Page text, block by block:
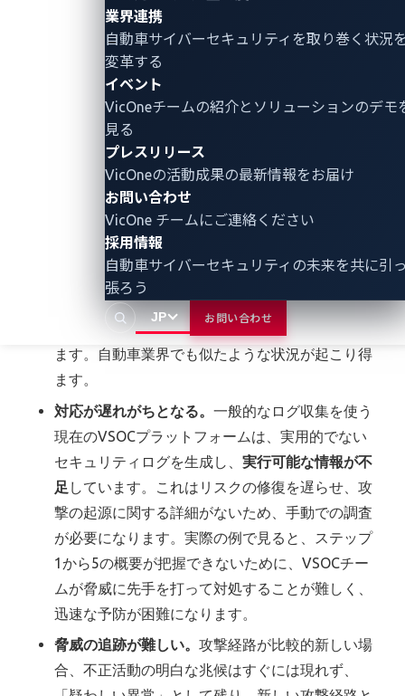
業界連携
自動車サイバーセキュリティ を取り巻く状況
変革する
イベント
VicOneチームの紹介とソリューションのデモ
見る
プレスリリース
VicOneの活動成果の最新情報をお届け
お問い合わせ
VicOne チームにご連絡ください
採用情報
自動車サイバーセキュリティの未来を共に引
張ろう
JP お問い合わせ
現在のVSOCプラットフォームには、サイバー攻撃を
検出する上でいくつかの大きな限界があります。それ
らを要約すると以下の通りとなります。
ノイズが多すぎて効果的に機能しない。
した検出に頼る現在のVSOCプラットフォーム
は、あらゆる疑わしい異常に対してアラートを出
し、結果として アラート疲れを引き起こします。
これにより、遅れがちで関係のない通知にチーム
が圧倒されてしまいます。実際、IT業界では、IT
およびSOCチームの55%が、これらのアラートに
優先順位をつけて対応する自信がないと認めてい
ます。自動車業界でも似たような状況が起こり得
ます。
対応が遅れがちとなる。 一般的なログ収集を使う
現在のVSOCプラットフォームは、実用的でない
セキュリティログを生成し、 実行可能な情報が不
足 しています。これはリスクの修復を遅らせ、攻
撃の起源に関する詳細がないため、手動での調査
が必要になります。実際の例で見ると、ステップ
1から5の概要が把握できないために、VSOCチー
ムが脅威に先手を打って対処することが難しく、
迅速な予防が困難になります。
脅威の追跡が難しい。 攻撃経路が比較的新しい場
合、不正活動の明白な兆候はすぐには現れず、